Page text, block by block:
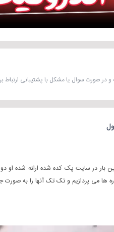
در صورت سوال یا مشکل با پشتیبانی ارتباط
ها می پردازیم و تک تک آنها را به